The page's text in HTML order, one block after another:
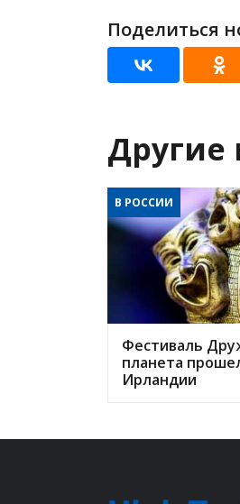
Поделиться
Другие
В РОССИИ
Фестиваль
планета
Ирландии